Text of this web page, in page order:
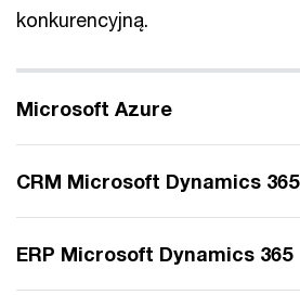
konkurencyjną.
Microsoft Azure
CRM Microsoft Dynamics 365
ERP Microsoft Dynamics 365